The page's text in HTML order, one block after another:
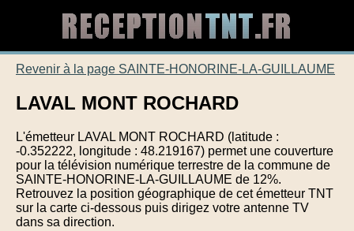
Revenir à la page SAINTE-HONORINE-LA-GUILLAUME
LAVAL MONT ROCHARD
L'émetteur LAVAL MONT ROCHARD (latitude :
-0.352222, longitude : 48.219167) permet une couverture
pour la télévision numérique terrestre de la commune de
SAINTE-HONORINE-LA-GUILLAUME de 12%.
Retrouvez la position géographique de cet émetteur TNT
sur la carte ci-dessous puis dirigez votre antenne TV
dans sa direction.